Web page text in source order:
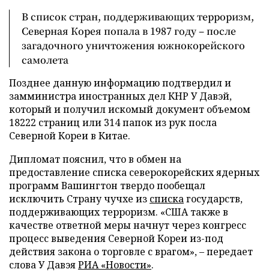
В список стран, поддерживающих терроризм,
Северная Корея попала в 1987 году – после
загадочного уничтожения южнокорейского
самолета
Позднее данную информацию подтвердил и
замминистра иностранных дел КНР У Давэй,
который и получил искомый документ объемом
18222 страниц или 314 папок из рук посла
Северной Кореи в Китае.
Дипломат пояснил, что в обмен на
предоставление списка северокорейских ядерных
программ Вашингтон твердо пообещал
исключить Страну чучхе из спискагосударств,
поддерживающих терроризм. «США также в
качестве ответной меры начнут через конгресс
процесс выведения Северной Кореи из-под
действия закона о торговле с врагом», – передает
слова У ДавэяРИА «Новости».